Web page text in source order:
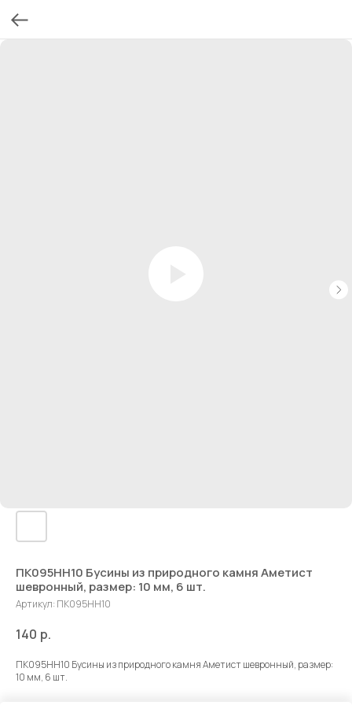
ПК095НН10 Бусины из природного камня Аметист
шевронный, размер: 10 мм, 6 шт.
Артикул: ПК095НН10
140 р.
ПК095НН10 Бусины из природного камня Аметист шевронный, размер:
10 мм, 6 шт.